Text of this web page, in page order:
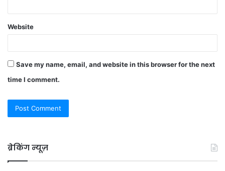
Website
Save my name, email, and website in this browser for the next
time I comment.
ब्रेकिंग न्यूज़